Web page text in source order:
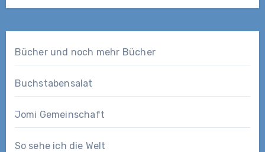
Bücher und noch mehr Bücher
Buchstabensalat
Jomi Gemeinschaft
So sehe ich die Welt